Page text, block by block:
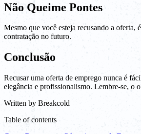
Não Queime Pontes
Mesmo que você esteja recusando a oferta,
contratação no futuro.
Conclusão
Recusar uma oferta de emprego nunca é
elegância e profissionalismo. Lembre-se, o
Written by Breakcold
Table of contents